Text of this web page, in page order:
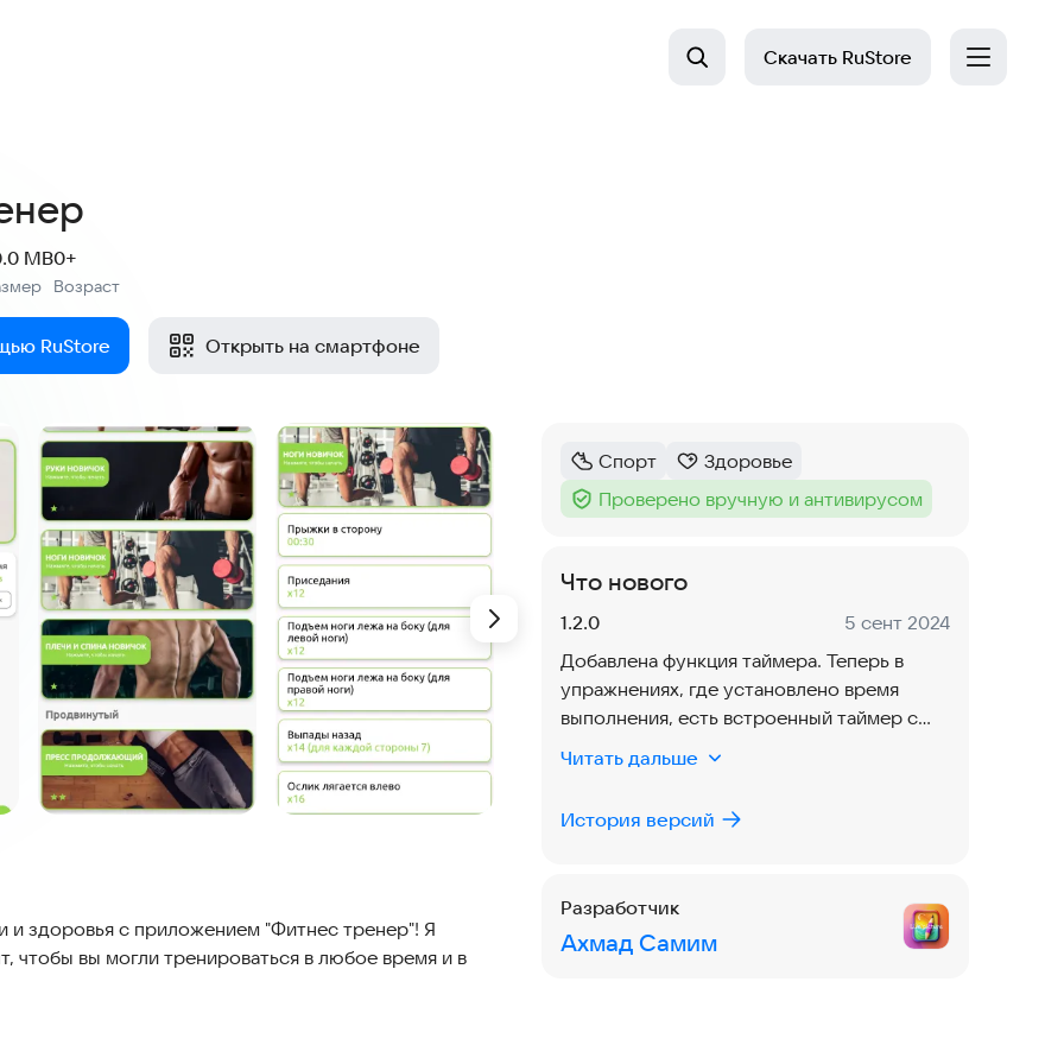
Скачать RuStore
MB
Возраст
0+
RuStore Открыть на смартфоне
и здоровья с приложением "Фитнес тренер"! Я
чтобы вы могли тренироваться в любое время и в
различных программ. Каждая тренировка
Категория
Спорт
Категория:
Здоровье
Тег :
Проверено вручную и антивирусом
Что нового
Версия:
1.2.0 Дата:
5 сент 2024
Добавлена функция таймера. Теперь в
упражнениях, где установлено время
выполнения, есть встроенный таймер с
звуковым сигналом.
Читать дальше
История версий
Разработчик
Ахмад Самим